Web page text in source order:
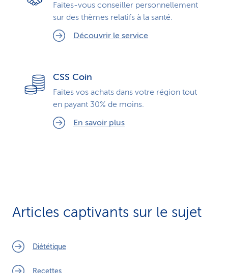
Faites-vous conseiller personnellement
sur des thèmes relatifs à la santé.
Découvrir le service
CSS Coin
Faites vos achats dans votre région tout
en payant 30% de moins.
En savoir plus
Articles captivants sur le sujet
Diététique
Recettes